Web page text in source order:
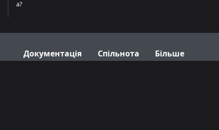
а?
Документація
Спільнота
Більше